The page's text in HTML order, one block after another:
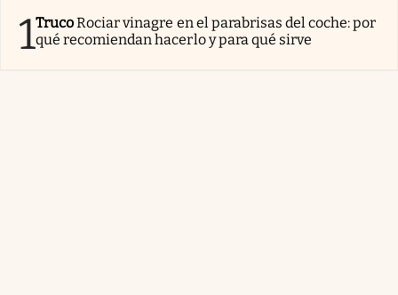
1TrucoRociar vinagre en el parabrisas del coche: por
qué recomiendan hacerlo y para qué sirve